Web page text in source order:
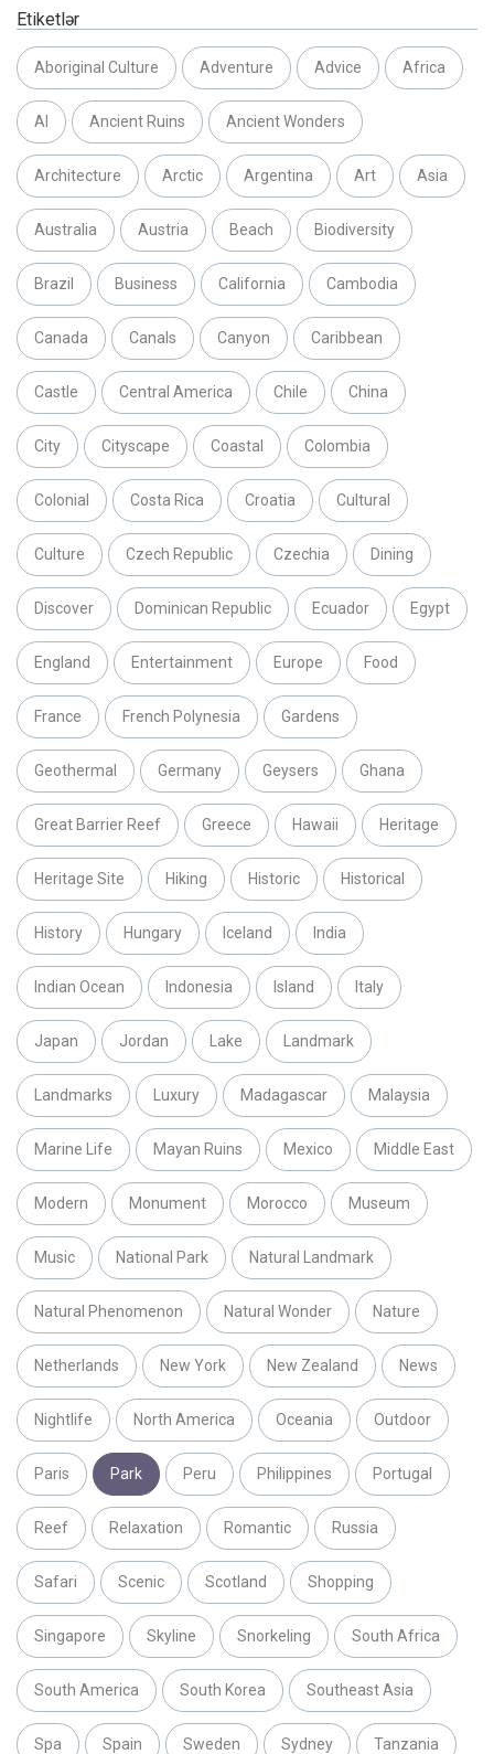
Etiketlər
Aboriginal Culture Adventure Advice Africa
AI Ancient Ruins Ancient Wonders
Architecture Arctic Argentina Art Asia
Australia Austria Beach Biodiversity
Brazil Business California Cambodia
Canada Canals Canyon Caribbean
Castle Central America Chile China
City Cityscape Coastal Colombia
Colonial Costa Rica Croatia Cultural
Culture Czech Republic Czechia Dining
Discover Dominican Republic Ecuador Egypt
England Entertainment Europe Food
France French Polynesia Gardens
Geothermal Germany Geysers Ghana
Great Barrier Reef Greece Hawaii Heritage
Heritage Site Hiking Historic Historical
History Hungary Iceland India
Indian Ocean Indonesia Island Italy
Japan Jordan Lake Landmark
Landmarks Luxury Madagascar Malaysia
Marine Life Mayan Ruins Mexico Middle East
Modern Monument Morocco Museum
Music National Park Natural Landmark
Natural Phenomenon Natural Wonder Nature
Netherlands New York New Zealand News
Nightlife North America Oceania Outdoor
Paris Park Peru Philippines Portugal
Reef Relaxation Romantic Russia
Safari Scenic Scotland Shopping
Singapore Skyline Snorkeling South Africa
South America South Korea Southeast Asia
Spa Spain Sweden Sydney Tanzania